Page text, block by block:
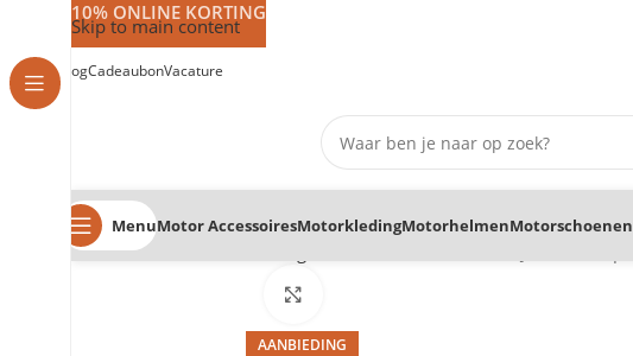
Skip to main content
VlogCadeaubonVacature
MenuMotor AccessoiresMotorkledingMotorhelmenMotorschoenen
Home Motorhelmen
AANBIEDING
10% ONLINE KORTING